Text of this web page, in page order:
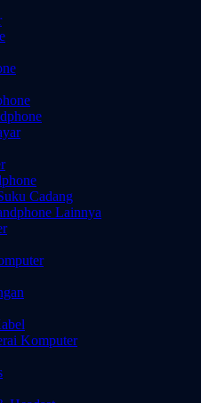
Cadang
Lainnya
Komputer